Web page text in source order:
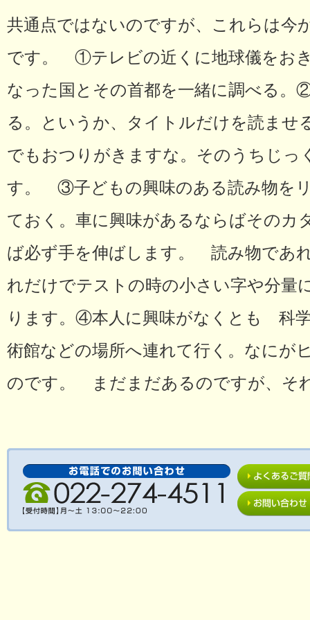
共通点ではないのですが、これらは今
です。 ①テレビの近くに地球儀をお
なった国とその首都を一緒に調べる。
る。というか、タイトルだけを読ま
でもおつりがきますな。そのうちじっ
す。 ③子どもの興味のある読み物を
ておく。車に興味があるならばそのカ
ば必ず手を伸ばします。 読み物であ
れだけでテストの時の小さい字や分量
ります。④本人に興味がなくとも
術館などの場所へ連れて行く。なにが
のです。 まだまだあるのですが、そ